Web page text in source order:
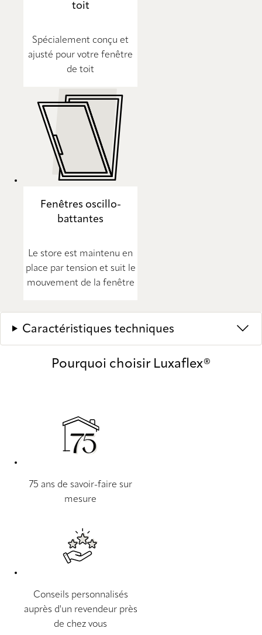
toit
Spécialement conçu et
ajusté pour votre fenêtre
de toit
Fenêtres oscillo-
battantes
Le store est maintenu en
place par tension et suit le
mouvement de la fenêtre
Caractéristiques techniques
Pourquoi choisir Luxaflex®
75 ans de savoir-faire sur
mesure
Conseils personnalisés
auprès d'un revendeur près
de chez vous